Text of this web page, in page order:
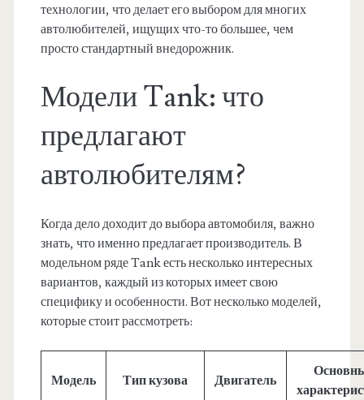
технологии, что делает его выбором для многих
автолюбителей, ищущих что-то большее, чем
просто стандартный внедорожник.
Модели Tank: что
предлагают
автолюбителям?
Когда дело доходит до выбора автомобиля, важно
знать, что именно предлагает производитель. В
модельном ряде Tank есть несколько интересных
вариантов, каждый из которых имеет свою
специфику и особенности. Вот несколько моделей,
которые стоит рассмотреть:
Модель Тип кузова Двигатель